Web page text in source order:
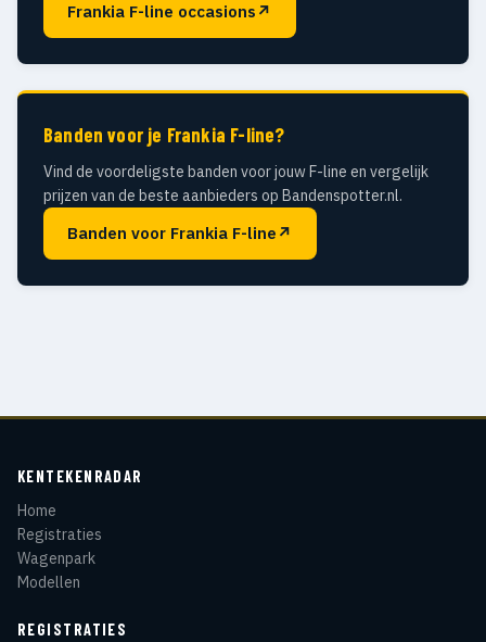
Frankia F-line occasions ↗
Banden voor je Frankia F-line?
Vind de voordeligste banden voor jouw F-line en vergelijk
prijzen van de beste aanbieders op Bandenspotter.nl.
Banden voor Frankia F-line ↗
KENTEKENRADAR
Home
Registraties
Wagenpark
Modellen
REGISTRATIES